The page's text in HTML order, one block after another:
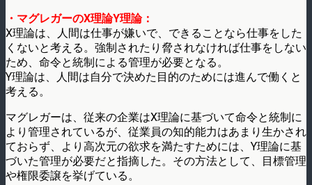
・マグレガーのX理論Y理論：
X理論は、人間は仕事が嫌いで、できることなら仕事をした
くないと考える。強制されたり脅されなければ仕事をしない
ため、命令と統制による管理が必要となる。
Y理論は、人間は自分で決めた目的のためには進んで働くと
考える。
マグレガーは、従来の企業はX理論に基づいて命令と統制に
より管理されているが、従業員の知的能力はあまり生かされ
ておらず、より高次元の欲求を満たすためには、Y理論に基
づいた管理が必要だと指摘した。その方法として、目標管理
や権限委譲を挙げている。